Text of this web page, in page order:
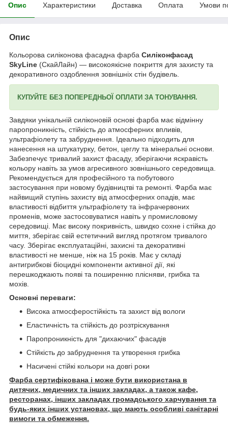
Опис Характеристики Доставка Оплата Умови
Опис
Кольорова силіконова фасадна фарба Силіконфасад
SkyLine (СкайЛайн) — високоякісне покриття для захисту та
декоративного оздоблення зовнішніх стін будівель.
КУПУЙТЕ БЕЗ ПОПЕРЕДНЬОЇ ОПЛАТИ ЗА ТОНУВАННЯ.
Завдяки унікальній силіконовій основі фарба має відмінну
паропроникність, стійкість до атмосферних впливів,
ультрафіолету та забруднення. Ідеально підходить для
нанесення на штукатурку, бетон, цеглу та мінеральні основи.
Забезпечує тривалий захист фасаду, зберігаючи яскравість
кольору навіть за умов агресивного зовнішнього середовища.
Рекомендується для професійного та побутового
застосування при новому будівництві та ремонті. Фарба має
найвищий ступінь захисту від атмосферних опадів, має
властивості відбиття ультрафіолету та інфрачервоних
променів, може застосовуватися навіть у промисловому
середовищі. Має високу покривність, швидко сохне і стійка до
миття, зберігає свій естетичний вигляд протягом тривалого
часу. Зберігає експлуатаційні, захисні та декоративні
властивості не менше, ніж на 15 років. Має у складі
антигрибкові біоцидні компоненти активної дії, які
перешкоджають появі та поширенню плісняви, грибка та
мохів.
Основні переваги:
Висока атмосферостійкість та захист від вологи
Еластичність та стійкість до розтріскування
Паропроникність для "дихаючих" фасадів
Стійкість до забруднення та утворення грибка
Насичені стійкі кольори на довгі роки
Фарба сертифікована і може бути використана в
дитячих, медичних та інших закладах, а також кафе,
ресторанах, інших закладах громадського харчування та
будь-яких інших установах, що мають особливі санітарні
вимоги та обмеження.